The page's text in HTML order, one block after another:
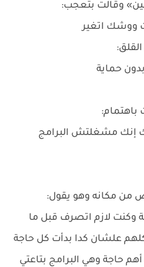
وقالت بتعجب:
ووشك اتغير
حماية
باهتمام:
إنك مشغلتش البرامج
من مكانه وهو يقول:
وكنت لازم اتصرف قبل ما
علشان كدا بدأت كل حاجة
حاجة وهي البرامج بتاعتي